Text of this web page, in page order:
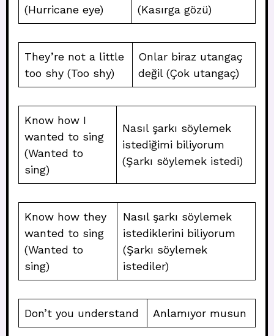
(Hurricane eye)
(Kasırga gözü)
They’re not a little
too shy (Too shy)
Onlar biraz utangaç
değil (Çok utangaç)
Know how I
wanted to sing
(Wanted to
sing)
Nasıl şarkı söylemek
istediğimi biliyorum
(Şarkı söylemek istedi)
Know how they
wanted to sing
(Wanted to
sing)
Nasıl şarkı söylemek
istediklerini biliyorum
(Şarkı söylemek
istediler)
Don’t you understand Anlamıyor musun